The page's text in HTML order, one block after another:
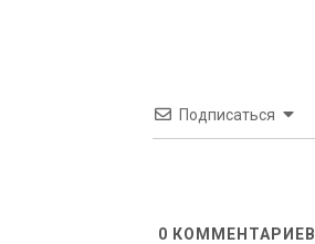
Подписаться
0 КОММЕНТАРИЕВ